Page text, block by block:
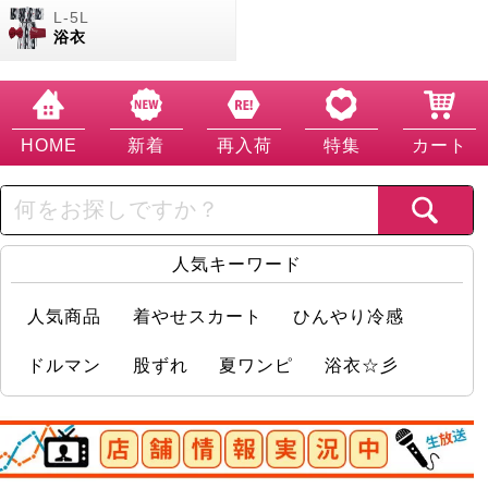
浴衣
HOME 新着 再入荷 特集 カート
人気キーワード
人気商品 着やせスカート ひんやり冷感
ドルマン 股ずれ 夏ワンピ 浴衣☆彡
店舗情報実況中